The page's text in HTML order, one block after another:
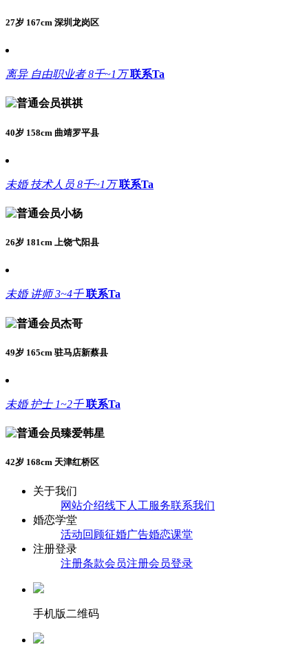
27岁 167cm 深圳龙岗区
离异 自由职业者8千~1万联系Ta
祺祺
40岁 158cm 曲靖罗平县
未婚技术人员 8千~1万联系Ta
小杨
26岁 181cm 上饶弋阳县
未婚讲师3~4千联系Ta
杰哥
49岁 165cm 驻马店新蔡县
未婚护士 1~2千联系Ta
臻爱韩星
42岁 168cm 天津红桥区
关于我们
网站介绍线下人工服务联系我们
婚恋学堂
活动回顾征婚广告婚恋课堂
注册登录
注册条款会员注册会员登录
手机版二维码